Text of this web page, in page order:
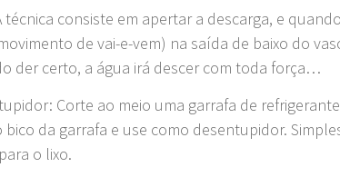
técnica consiste em apertar a descarga, e
de vai-e-vem) na saída de baixo do
der certo, a água irá descer com toda força…
Corte ao meio uma garrafa de
da garrafa e use como desentupidor.
o lixo.